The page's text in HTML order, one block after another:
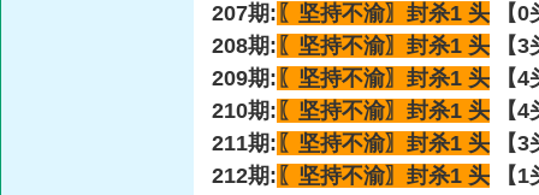
207期: 〖坚持不渝〗 封杀1 头 【0
208期: 〖坚持不渝〗 封杀1 头 【3
209期: 〖坚持不渝〗 封杀1 头 【4
210期: 〖坚持不渝〗 封杀1 头 【4
211期: 〖坚持不渝〗 封杀1 头 【3
212期: 〖坚持不渝〗 封杀1 头 【1